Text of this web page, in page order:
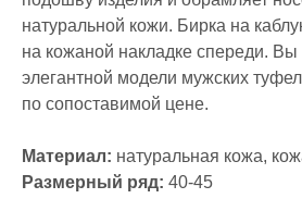
натуральной кожи. Бирка на
на кожаной накладке спереди.
элегантной модели мужских
по сопоставимой цене.
Материал: натуральная кожа,
Размерный ряд: 40-45